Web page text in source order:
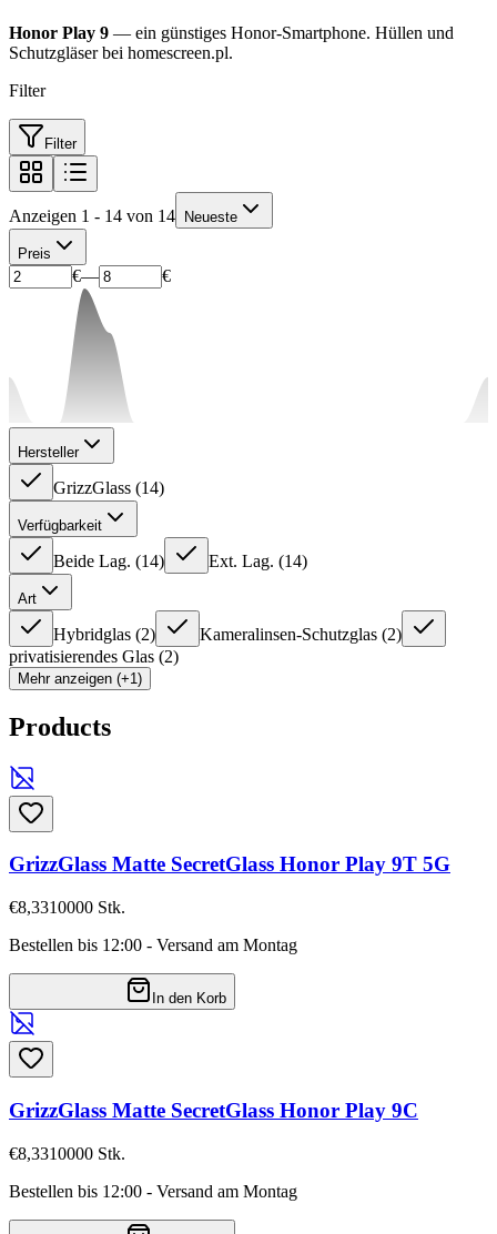
Honor Play 9 — ein günstiges Honor-Smartphone. Hüllen und
Schutzgläser bei homescreen.pl.
Filter
Filter
Anzeigen 1 - 14 von 14 Neueste
Preis
€— €
Hersteller
GrizzGlass (14)
Verfügbarkeit
Beide Lag. (14) Ext. Lag. (14)
Art
Hybridglas (2) Kameralinsen-Schutzglas (2)
privatisierendes Glas (2)
Mehr anzeigen (+1)
Products
GrizzGlass Matte SecretGlass Honor Play 9T 5G
€8,3310000 Stk.
Bestellen bis 12:00 - Versand am Montag
In den Korb
GrizzGlass Matte SecretGlass Honor Play 9C
€8,3310000 Stk.
Bestellen bis 12:00 - Versand am Montag